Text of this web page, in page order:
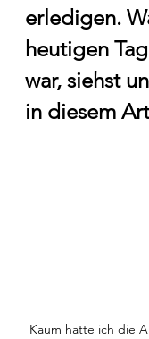
erledigen.
heutigen
war, siehst
in diesem
Kaum hatte ich die